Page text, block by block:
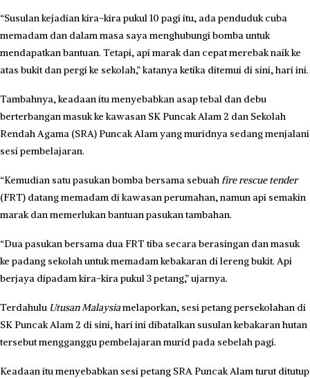
“Susulan kejadian kira-kira pukul 10 pagi itu, ada penduduk cuba
memadam dan dalam masa saya menghubungi bomba untuk
mendapatkan bantuan. Tetapi, api marak dan cepat merebak naik ke
atas bukit dan pergi ke sekolah,” katanya ketika ditemui di sini, hari ini.
Tambahnya, keadaan itu menyebabkan asap tebal dan debu
berterbangan masuk ke kawasan SK Puncak Alam 2 dan Sekolah
Rendah Agama (SRA) Puncak Alam yang muridnya sedang menjalani
sesi pembelajaran.
“Kemudian satu pasukan bomba bersama sebuahfire rescue tender
(FRT) datang memadam di kawasan perumahan, namun api semakin
marak dan memerlukan bantuan pasukan tambahan.
“Dua pasukan bersama dua FRT tiba secara berasingan dan masuk
ke padang sekolah untuk memadam kebakaran di lereng bukit. Api
berjaya dipadam kira-kira pukul 3 petang,” ujarnya.
Terdahulu Utusan Malaysiamelaporkan, sesi petang persekolahan di
SK Puncak Alam 2 di sini, hari ini dibatalkan susulan kebakaran hutan
tersebut mengganggu pembelajaran murid pada sebelah pagi.
Keadaan itu menyebabkan sesi petang SRA Puncak Alam turut ditutup